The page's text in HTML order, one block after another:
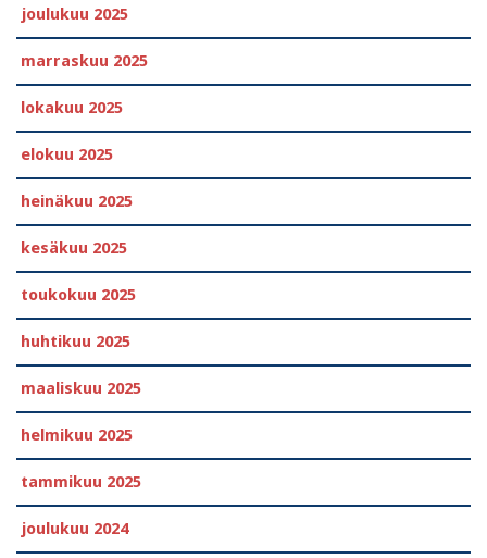
joulukuu 2025
marraskuu 2025
lokakuu 2025
elokuu 2025
heinäkuu 2025
kesäkuu 2025
toukokuu 2025
huhtikuu 2025
maaliskuu 2025
helmikuu 2025
tammikuu 2025
joulukuu 2024